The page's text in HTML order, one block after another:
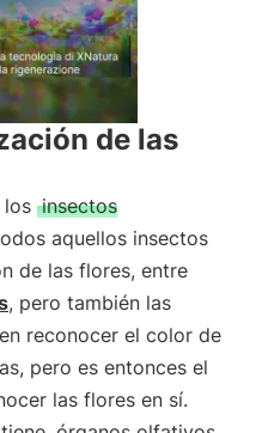
de las
los insectos
aquellos insectos
de las flores, entre
, pero también las
reconocer el color de
pero es entonces el
las flores en sí.